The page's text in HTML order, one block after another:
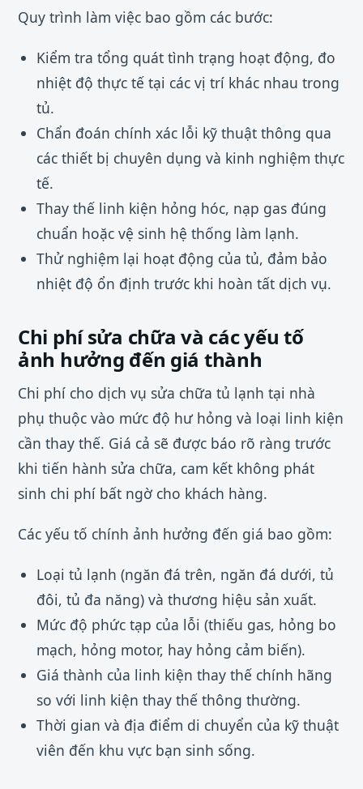
Quy trình làm việc bao gồm các bước:
Kiểm tra tổng quát tình trạng hoạt động, đo
nhiệt độ thực tế tại các vị trí khác nhau trong
tủ.
Chẩn đoán chính xác lỗi kỹ thuật thông qua
các thiết bị chuyên dụng và kinh nghiệm thực
tế.
Thay thế linh kiện hỏng hóc, nạp gas đúng
chuẩn hoặc vệ sinh hệ thống làm lạnh.
Thử nghiệm lại hoạt động của tủ, đảm bảo
nhiệt độ ổn định trước khi hoàn tất dịch vụ.
Chi phí sửa chữa và các yếu tố
ảnh hưởng đến giá thành
Chi phí cho dịch vụ sửa chữa tủ lạnh tại nhà
phụ thuộc vào mức độ hư hỏng và loại linh kiện
cần thay thế. Giá cả sẽ được báo rõ ràng trước
khi tiến hành sửa chữa, cam kết không phát
sinh chi phí bất ngờ cho khách hàng.
Các yếu tố chính ảnh hưởng đến giá bao gồm:
Loại tủ lạnh (ngăn đá trên, ngăn đá dưới, tủ
đôi, tủ đa năng) và thương hiệu sản xuất.
Mức độ phức tạp của lỗi (thiếu gas, hỏng bo
mạch, hỏng motor, hay hỏng cảm biến).
Giá thành của linh kiện thay thế chính hãng
so với linh kiện thay thế thông thường.
Thời gian và địa điểm di chuyển của kỹ thuật
viên đến khu vực bạn sinh sống.